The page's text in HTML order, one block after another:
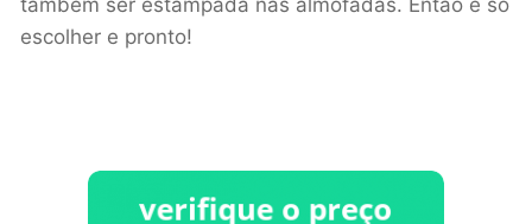
também ser estampada nas almofadas. Então é só
escolher e pronto!